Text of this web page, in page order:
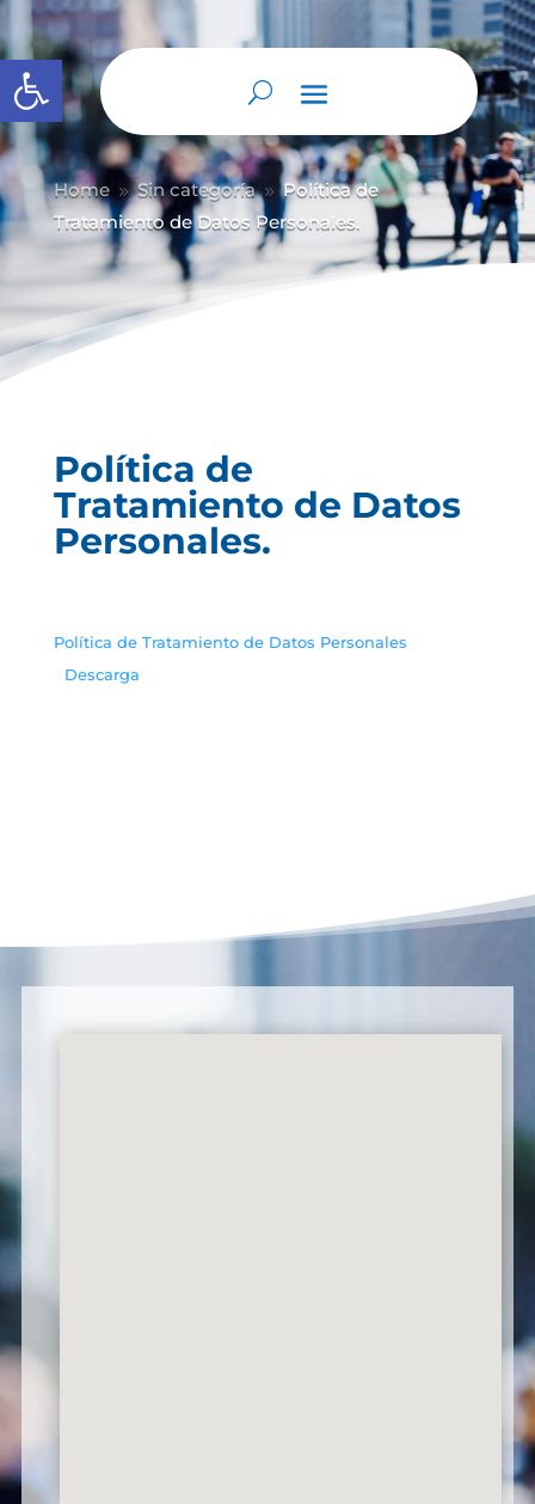
Abrir barra de herramientas
Home 9 Sin categoría 9 Política de
Tratamiento de Datos Personales.
Política de
Tratamiento de Datos
Personales.
Política de Tratamiento de Datos Personales
Descarga